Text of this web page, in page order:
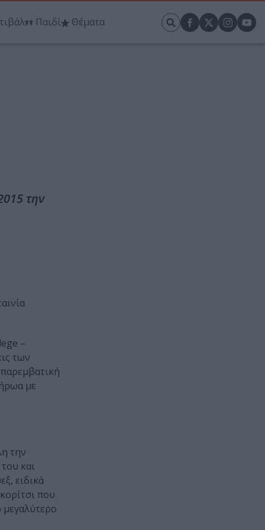
Παιδί Θέματα
την
–
των
με
την
και
ειδικά
που
μεγαλύτερο